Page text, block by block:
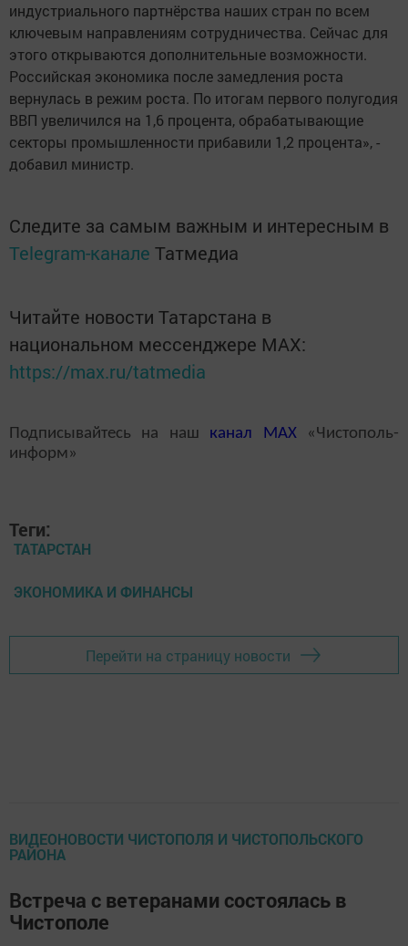
индустриального партнёрства наших стран по всем
ключевым направлениям сотрудничества. Сейчас для
этого открываются дополнительные возможности.
Российская экономика после замедления роста
вернулась в режим роста. По итогам первого полугодия
ВВП увеличился на 1,6 процента, обрабатывающие
секторы промышленности прибавили 1,2 процента», -
добавил министр.
Следите за самым важным и интересным в
Telegram-канале Татмедиа
Читайте новости Татарстана в
национальном мессенджере MАХ:
https://max.ru/tatmedia
Подписывайтесь на наш канал MAX«Чистополь-
информ»
Теги:
ТАТАРСТАН
ЭКОНОМИКА И ФИНАНСЫ
Перейти на страницу новости
ВИДЕОНОВОСТИ ЧИСТОПОЛЯ И ЧИСТОПОЛЬСКОГО
РАЙОНА
Встреча с ветеранами состоялась в
Чистополе